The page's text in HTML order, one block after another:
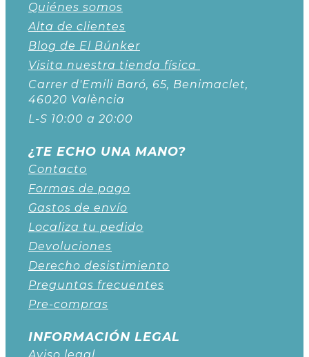
Quiénes somos
Alta de clientes
Blog de El Búnker
Visita nuestra tienda física
Carrer d'Emili Baró, 65, Benimaclet,
46020 València
L-S 10:00 a 20:00
¿TE ECHO UNA MANO?
Contacto
Formas de pago
Gastos de envío
Localiza tu pedido
Devoluciones
Derecho desistimiento
Preguntas frecuentes
Pre-compras
INFORMACIÓN LEGAL